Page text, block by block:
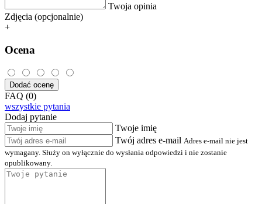
Twoja opinia
Zdjęcia (opcjonalnie)
+
Ocena
Dodać ocenę
FAQ (0)
wszystkie pytania
Dodaj pytanie
Twoje imię
Twój adres e-mail Adres e-mail nie jest
wymagany. Służy on wyłącznie do wysłania odpowiedzi i nie zostanie
opublikowany.